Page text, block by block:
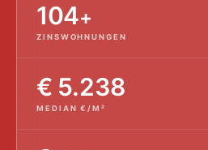
104+
ZINSWOHNUNGEN
€ 5.238
MEDIAN €/M²